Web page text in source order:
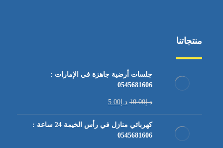
منتجاتنا
جلسات أرضية جاهزة في الإمارات :
0545681606
د.إ10.00 د.إ 5.00
كهربائي منازل في رأس الخيمة 24 ساعة :
0545681606